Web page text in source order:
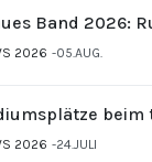
Band 2026:
2026 05.AUG.
2026 24.JULI